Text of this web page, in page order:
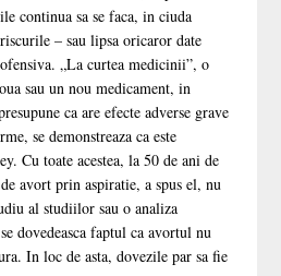
continua sa se faca, in ciuda
– sau lipsa oricaror date
„La curtea medicinii”, o
sau un nou medicament, in
ca are efecte adverse grave
se demonstreaza ca este
Cu toate acestea, la 50 de ani de
avort prin aspiratie, a spus el, nu
al studiilor sau o analiza
dovedeasca faptul ca avortul nu
In loc de asta, dovezile par sa fie